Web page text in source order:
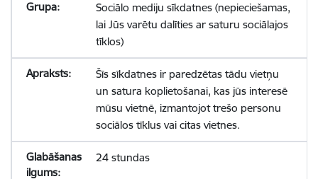
Sociālo mediju sīkdatnes (nepieciešamas,
lai Jūs varētu dalīties ar saturu sociālajos
tīklos)
Šīs sīkdatnes ir paredzētas tādu vietņu
un satura koplietošanai, kas jūs interesē
mūsu vietnē, izmantojot trešo personu
sociālos tīklus vai citas vietnes.
24 stundas